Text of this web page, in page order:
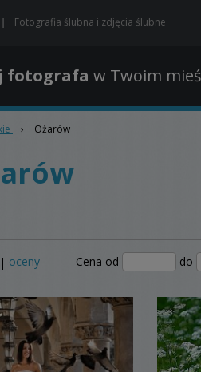
Fotografia ślubna i zdjęcia ślubne
fotografa w Twoim
› Ożarów
| oceny Cena od do